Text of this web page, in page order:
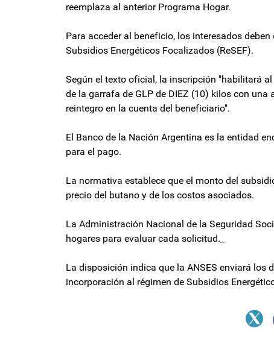
reemplaza al anterior Programa Hogar.
Para acceder al beneficio, los interesados
Subsidios Energéticos Focalizados (ReSEF).
Según el texto oficial, la inscripción "habilitará
de la garrafa de GLP de DIEZ (10) kilos con
reintegro en la cuenta del beneficiario".
El Banco de la Nación Argentina es la entidad
para el pago.
La normativa establece que el monto del
precio del butano y de los costos asociados.
La Administración Nacional de la Seguridad
hogares para evaluar cada solicitud._
La disposición indica que la ANSES enviará los
incorporación al régimen de Subsidios